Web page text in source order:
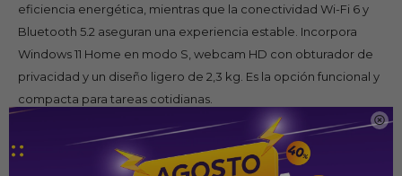

eficiencia energética, mientras que la conectividad Wi-Fi 6 y
Bluetooth 5.2 aseguran una experiencia estable. Incorpora
Windows 11 Home en modo S, webcam HD con obturador de
privacidad y un diseño ligero de 2,3 kg. Es la opción funcional y
compacta para tareas cotidianas.
Caracteristicas Tecnicas
Pantalla: 15,6″ HD (1366 × 768), antirreflejo